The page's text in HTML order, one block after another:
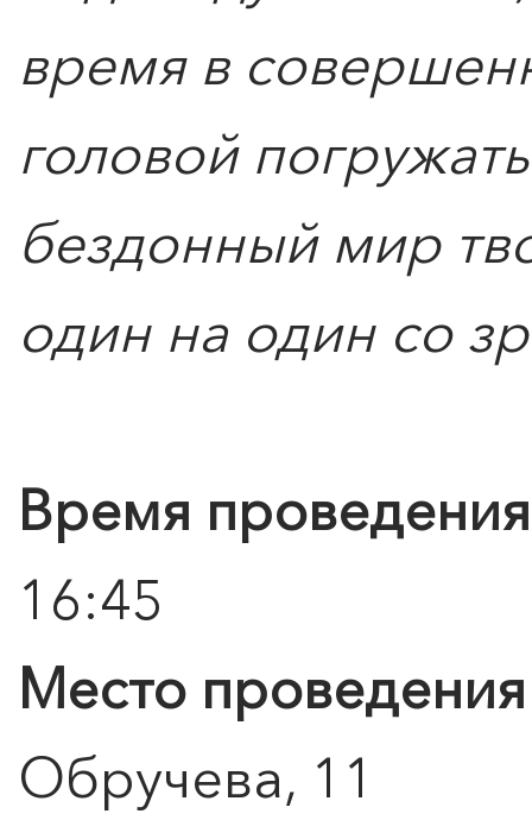
время в
головой
бездонный мир
один на один со
Время
16:45
Место
Обручева, 11
0">
ЛЮБОВЬ… Концерт Анны
Берлинской
Подробнее